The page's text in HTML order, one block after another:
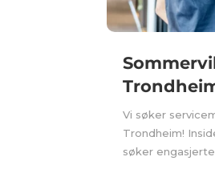
Vi søker
Trondheim!
søker